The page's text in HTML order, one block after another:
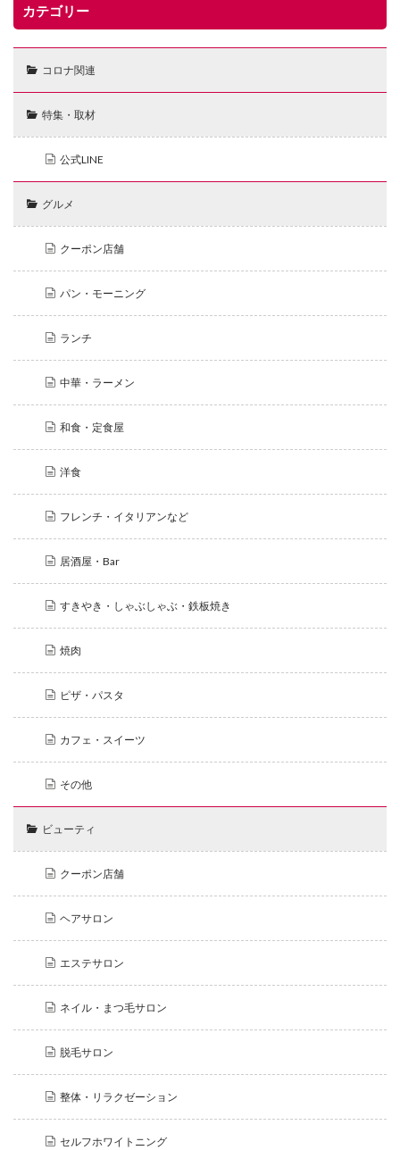
カテゴリー
コロナ関連
特集・取材
公式LINE
グルメ
クーポン店舗
パン・モーニング
ランチ
中華・ラーメン
和食・定食屋
洋食
フレンチ・イタリアンなど
居酒屋・Bar
すきやき・しゃぶしゃぶ・鉄板焼き
焼肉
ピザ・パスタ
カフェ・スイーツ
その他
ビューティ
クーポン店舗
ヘアサロン
エステサロン
ネイル・まつ毛サロン
脱毛サロン
整体・リラクゼーション
セルフホワイトニング